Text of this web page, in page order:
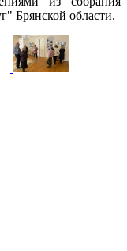
Брянской области.